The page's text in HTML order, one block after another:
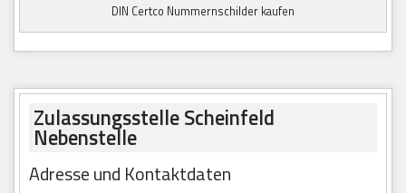
DIN Certco Nummernschilder kaufen
Zulassungsstelle Scheinfeld
Nebenstelle
Adresse und Kontaktdaten